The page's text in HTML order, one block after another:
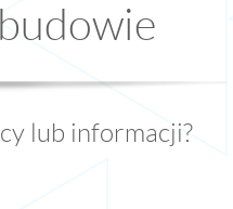
lub informacji?